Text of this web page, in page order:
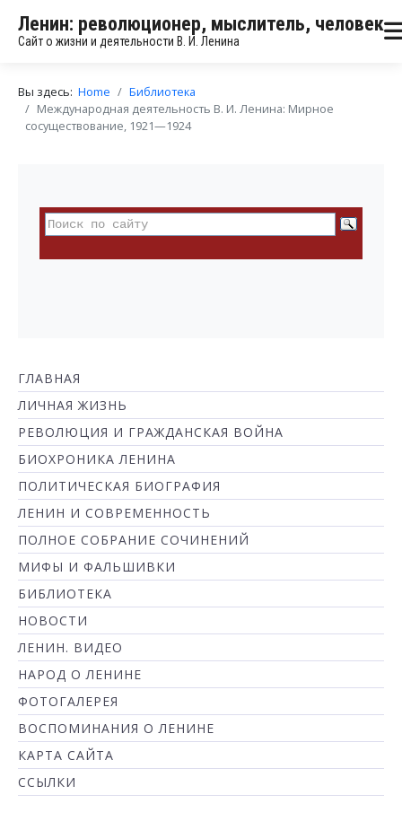
Ленин: революционер, мыслитель, человек
Сайт о жизни и деятельности В. И. Ленина
Вы здесь: Home
Библиотека
Международная деятельность В. И. Ленина: Мирное
сосуществование, 1921—1924
ГЛАВНАЯ
ЛИЧНАЯ ЖИЗНЬ
РЕВОЛЮЦИЯ И ГРАЖДАНСКАЯ ВОЙНА
БИОХРОНИКА ЛЕНИНА
ПОЛИТИЧЕСКАЯ БИОГРАФИЯ
ЛЕНИН И СОВРЕМЕННОСТЬ
ПОЛНОЕ СОБРАНИЕ СОЧИНЕНИЙ
МИФЫ И ФАЛЬШИВКИ
БИБЛИОТЕКА
НОВОСТИ
ЛЕНИН. ВИДЕО
НАРОД О ЛЕНИНЕ
ФОТОГАЛЕРЕЯ
ВОСПОМИНАНИЯ О ЛЕНИНЕ
КАРТА САЙТА
ССЫЛКИ